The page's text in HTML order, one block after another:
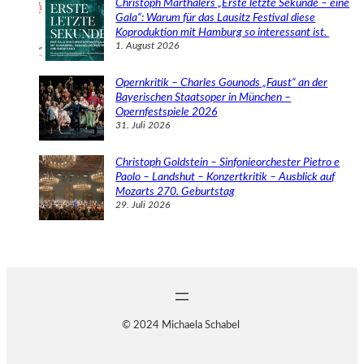
Christoph Marthalers „Erste letzte Sekunde – eine
Gala“: Warum für das Lausitz Festival diese
Koproduktion mit Hamburg so interessant ist.
1. August 2026
Opernkritik – Charles Gounods „Faust“ an der
Bayerischen Staatsoper in München –
Opernfestspiele 2026
31. Juli 2026
Christoph Goldstein – Sinfonieorchester Pietro e
Paolo – Landshut – Konzertkritik – Ausblick auf
Mozarts 270. Geburtstag
29. Juli 2026
© 2024 Michaela Schabel